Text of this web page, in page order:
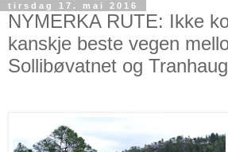
tirsdag 17. mai 2016
NYMERKA RUTE: Ikke
kanskje beste vegen
Sollibøvatnet og